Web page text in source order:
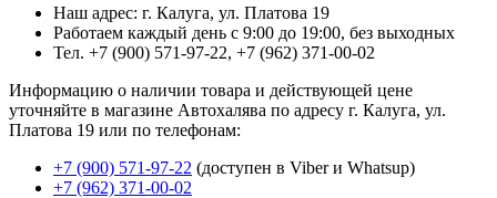
Наш адрес: г. Калуга, ул. Платова 19
Работаем каждый день с 9:00 до 19:00, без выходных
Тел. +7 (900) 571-97-22, +7 (962) 371-00-02
Информацию о наличии товара и действующей цене
уточняйте в магазине Автохалява по адресу г. Калуга, ул.
Платова 19 или по телефонам:
+7 (900) 571-97-22 (доступен в Viber и Whatsup)
+7 (962) 371-00-02